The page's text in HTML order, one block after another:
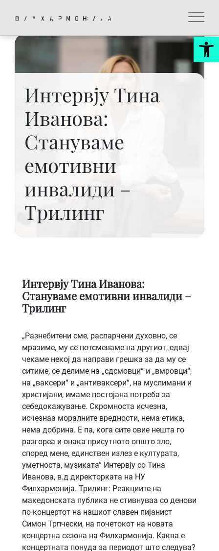
Интервју Тина
Иванова:
Стануваме
емотивни
инвалиди –
Трилинг
Интервју Тина Иванова:
Стануваме емотивни инвалиди –
Трилинг
„Разнебитени сме, распарчени духовно, се
мразиме, му се потсмеваме на другиот, едвај
чекаме некој да направи грешка за да му се
ситиме, се делиме на „сдсмовци“ и „вмровци“,
на „ваксери“ и „антиваксери“, на муслимани и
христијани, имаме постојана потреба за
себедокажување. Скромноста исчезна,
исчезнаа моралните вредности, нема етика,
нема добрина. Е па, кога сите овие нешта го
разгореа и онака присутното општо зло,
според мене, единствен излез е културата,
уметноста, музиката” Интервју со Тина
Иванова, в.д директорката на НУ
Филхармонија. Трилинг: Реакциите на
македонската публика не стивнуваа со денови
по концертот на нашиот славен пијанист
Симон Трпчески, на почетокот на новата
концертна сезона на Филхармонија. Каква е
концертната понуда за периодот што следува?